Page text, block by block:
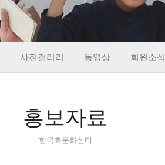
교육활동
출판&컨텐츠
사진갤러리 동영상 회원소식
홍보자료
한국효문화센터